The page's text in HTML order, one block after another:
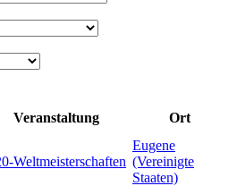
Veranstaltung Ort
Weltmeisterschaften
Eugene
(Vereinigte
Staaten)